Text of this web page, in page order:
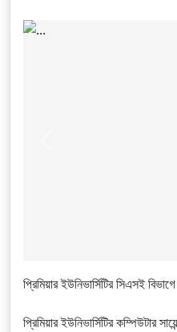
প্রিমিয়ার ইউনিভার্সিটির সিএসই
প্রিমিয়ার ইউনিভার্সিটির কম্পিউটার